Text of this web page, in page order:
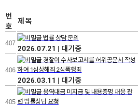
번
호
제목
407
법률 상담 문의
2026.07.21 | 대기중
406
경찰이 수사보고서를 허위공문서 작성
하여 1심상해죄 2심폭행죄
2026.03.11 | 대기중
405
용역대금 미지급 및 내용증명 대응 관
련 법률상담 요청